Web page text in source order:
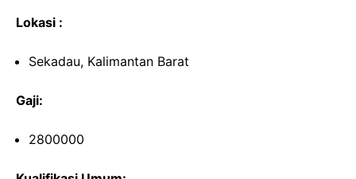
Lokasi :
Sekadau, Kalimantan Barat
Gaji:
2800000